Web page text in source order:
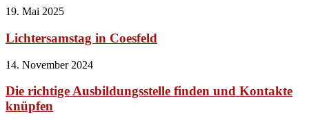
19. Mai 2025
Lichtersamstag in Coesfeld
14. November 2024
Die richtige Ausbildungsstelle finden und Kontakte
knüpfen